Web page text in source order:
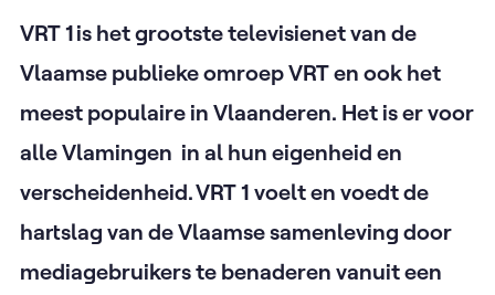
VRT 1 is het grootste televisienet van de
Vlaamse publieke omroep VRT en ook het
meest populaire in Vlaanderen. Het is er voor
alle Vlamingen in al hun eigenheid en
verscheidenheid. VRT 1 voelt en voedt de
hartslag van de Vlaamse samenleving door
mediagebruikers te benaderen vanuit een